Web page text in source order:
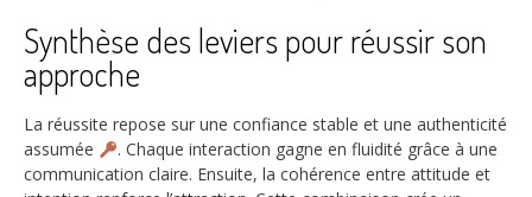
Synthèse des leviers pour réussir son
approche
La réussite repose sur une confiance stable et une authenticité
assumée
. Chaque interaction gagne en fluidité grâce à une
communication claire. Ensuite, la cohérence entre attitude et